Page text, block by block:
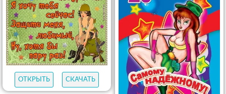
ОТКРЫТЬ СКАЧАТЬ